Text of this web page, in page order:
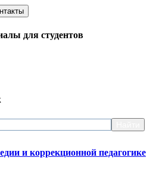
для студентов
и коррекционной педагогике